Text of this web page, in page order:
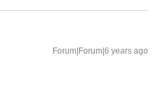
Forum|Forum|6 years ago